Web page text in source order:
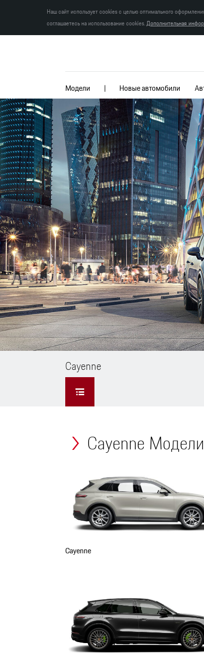
Наш сайт использует cookies с целью оптимального
соглашаетесь на использование cookies.Дополнительная
Модели Новые автомобили
Cayenne
Cayenne Модели
Cayenne